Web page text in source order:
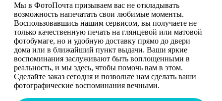
Мы в ФотоПочта призываем вас не откладывать
возможность напечатать свои любимые моменты.
Воспользовавшись нашим сервисом, вы получаете не
только качественную печать на глянцевой или матовой
фотобумаге, но и удобную доставку прямо до двери
дома или в ближайший пункт выдачи. Ваши яркие
воспоминания заслуживают быть воплощенными в
реальность, и мы здесь, чтобы помочь вам в этом.
Сделайте заказ сегодня и позвольте нам сделать ваши
фотографические воспоминания вечными.